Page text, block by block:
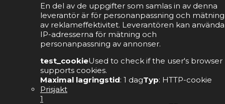
En del av de uppgifter som samlas in av denna
leverantör är för personanpassning och mätning
av reklameffektivitet. Leverantören kan använda
IP-adresserna för mätning och
personanpassning av annonser.
test_cookieUsed to check if the user's browser
supports cookies.
Maximal lagringstid: 1 dagTyp: HTTP-cookie
Prisjakt
1